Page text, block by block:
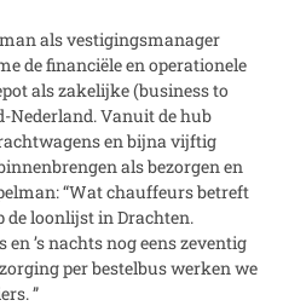
als vestigingsmanager
de financiële en operationele
als zakelijke (business to
Nederland. Vanuit de hub
en bijna vijftig
als bezorgen en
“Wat chauffeurs betreft
de loonlijst in Drachten.
en ’s nachts nog eens zeventig
per bestelbus werken we
”